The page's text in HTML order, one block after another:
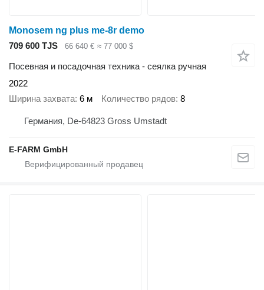
Monosem ng plus me-8r demo
709 600 TJS
66 640 € ≈ 77 000 $
Посевная и посадочная техника - сеялка ручная
2022
Ширина захвата 6 м Количество рядов 8
Германия, De-64823 Gross Umstadt
E-FARM GmbH